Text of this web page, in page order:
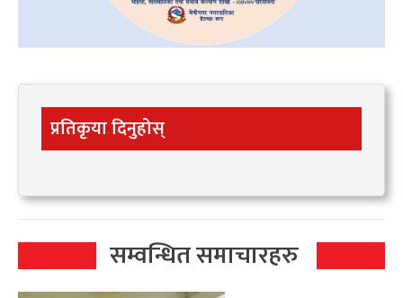
प्रतिकृया दिनुहोस्
सम्वन्धित समाचारहरु